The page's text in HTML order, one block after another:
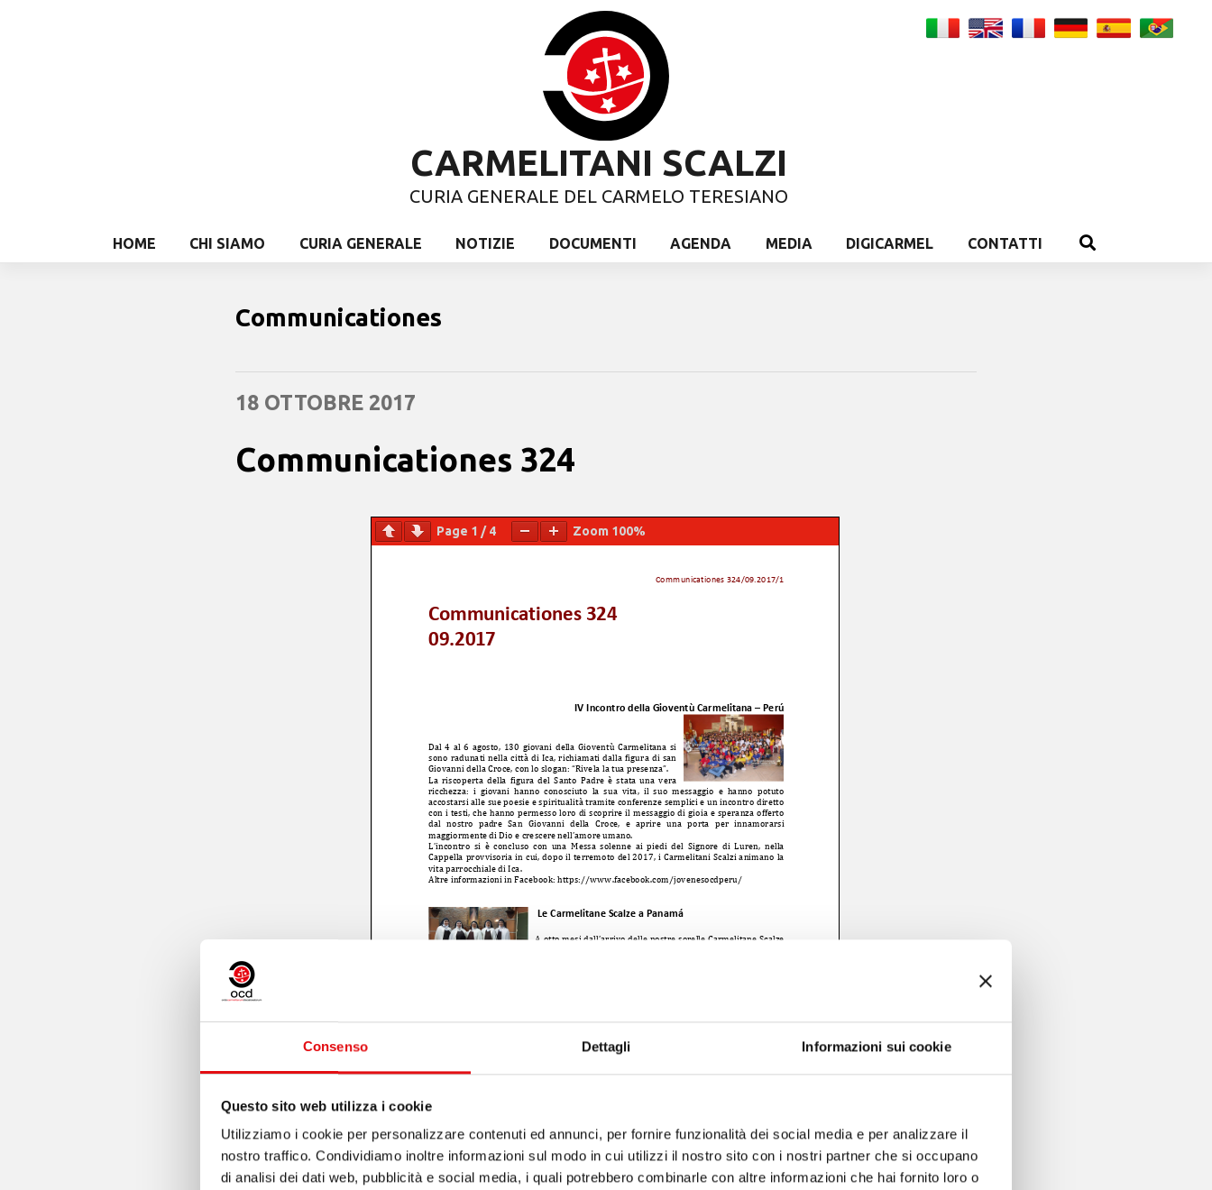
Consenso Dettagli Informazioni sui cookie
Questo sito web utilizza i cookie
Utilizziamo i cookie per personalizzare contenuti ed annunci, per fornire funzionalità dei social media e per analizzare il
nostro traffico. Condividiamo inoltre informazioni sul modo in cui utilizzi il nostro sito con i nostri partner che si occupano
di analisi dei dati web, pubblicità e social media, i quali potrebbero combinarle con altre informazioni che hai fornito loro o
CARMELITANI SCALZI
CURIA GENERALE DEL CARMELO TERESIANO
HOME CHI SIAMO CURIA GENERALE NOTIZIE DOCUMENTI AGENDA MEDIA DIGICARMEL CONTATTI
Communicationes
18 OTTOBRE 2017
Communicationes 324
Page 1 /4 Zoom 100%